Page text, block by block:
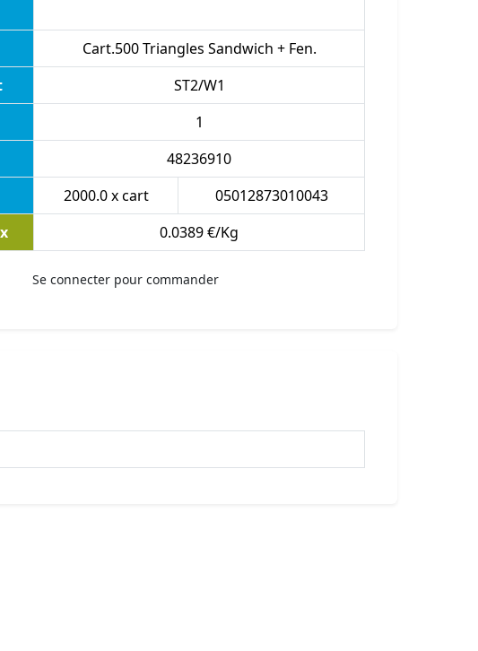
Cart.500 Triangles Sandwich + Fen.
ST2/W1
1
48236910
2000.0 x cart
05012873010043
0.0389 €/Kg
Se connecter pour commander